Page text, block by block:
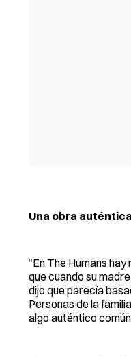
Una obra auténtica
“En The Humans
que cuando su
dijo que parecía
Personas de la
algo auténtico